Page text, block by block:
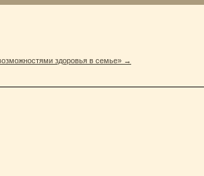
здоровья в семье» →